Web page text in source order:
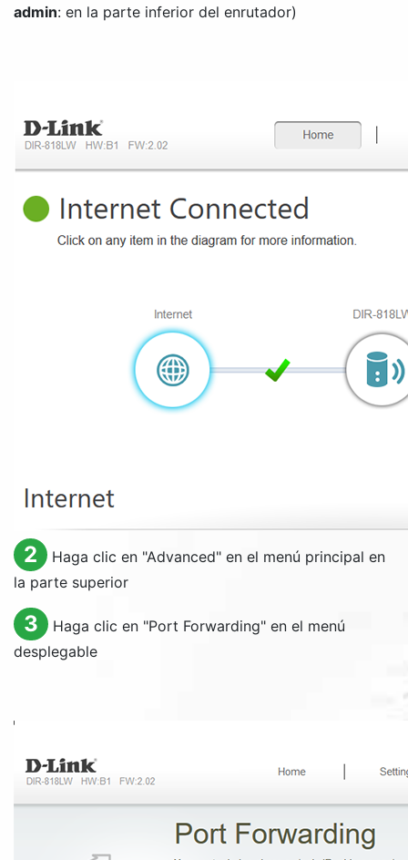
admin: en la parte inferior del enrutador)
2 Haga clic en "Advanced" en el menú principal en
la parte superior
3 Haga clic en "Port Forwarding" en el menú
desplegable